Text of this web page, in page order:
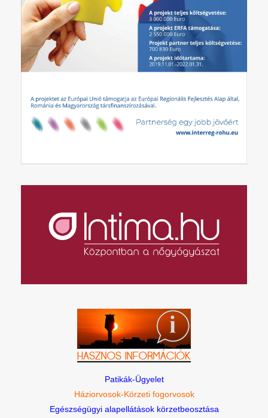
Patikák-Ügyelet
Háziorvosok-Körzeti fogorvosok
Egészségügyi alapellátások körzetbeosztása